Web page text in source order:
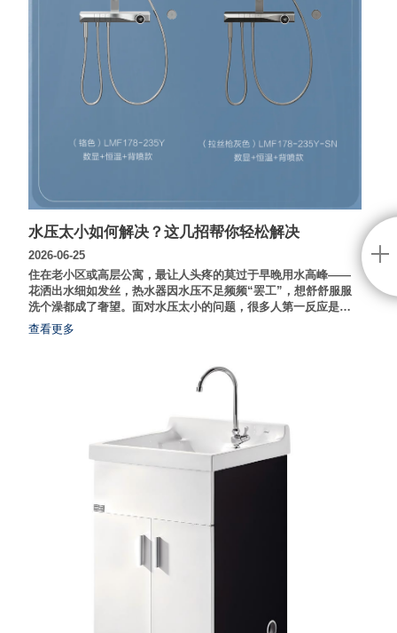
水压太小如何解决？这几招帮你轻松解决
2026-06-25
住在老小区或高层公寓，最让人头疼的莫过于早晚用水高峰——
花洒出水细如发丝，热水器因水压不足频频“罢工”，想舒舒服服
洗个澡都成了奢望。面对水压太小的问题，很多人第一反应是安
装增压泵，但噪音大、耗电且可能影响整栋楼水压平衡。其实，
在动大工程之前，不妨先搞清楚水压低的真正原因，很多时候，
查看更多